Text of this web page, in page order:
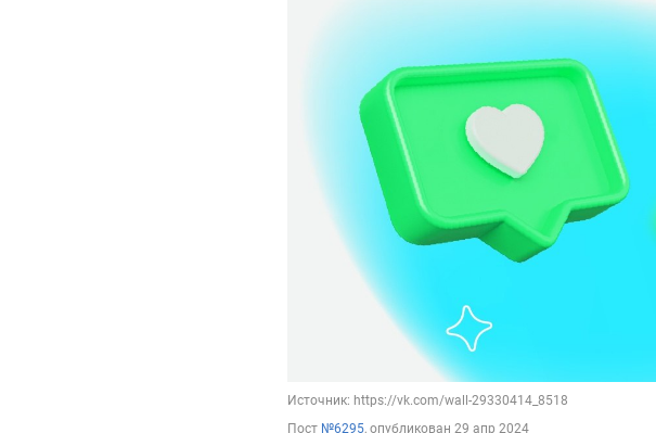
Источник: https://vk.com/wall-29330414_8518
Пост №6295, опубликован 29 апр 2024